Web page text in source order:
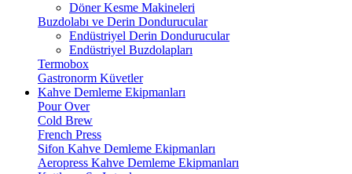
Döner Kesme Makineleri
Buzdolabı ve Derin Dondurucular
Endüstriyel Derin Dondurucular
Endüstriyel Buzdolapları
Termobox
Gastronorm Küvetler
Kahve Demleme Ekipmanları
Pour Over
Cold Brew
French Press
Sifon Kahve Demleme Ekipmanları
Aeropress Kahve Demleme Ekipmanları